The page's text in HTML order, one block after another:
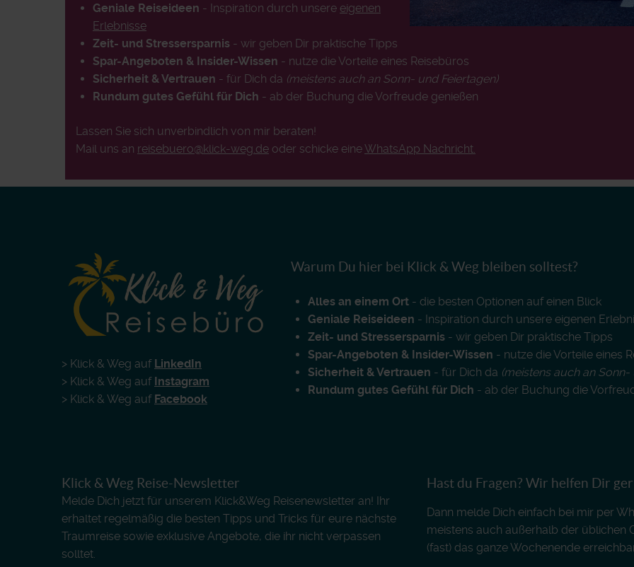
Geniale Reiseideen - Inspiration durch unsere eigenen
Erlebnisse
Zeit- und Stressersparnis - wir geben Dir praktische Tipps
Spar-Angeboten & Insider-Wissen - nutze die Vorteile eines Reisebüros
Sicherheit & Vertrauen - für Dich da (meistens auch an Sonn- und Feiertagen)
Rundum gutes Gefühl für Dich - ab der Buchung die Vorfreude genießen
Lassen Sie sich unverbindlich von mir beraten!
Mail uns an reisebuero@klick-weg.de oder schicke eineWhatsApp Nachricht.
> Klick & Weg auf LinkedIn
> Klick & Weg auf Instagram
> Klick & Weg auf Facebook
Warum Du hier bei Klick & Weg bleiben solltest?
Alles an einem Ort - die besten Optionen auf einen Blick
Geniale Reiseideen - Inspiration durch unsere eigenen
Zeit- und Stressersparnis - wir geben Dir praktische Tipps
Spar-Angeboten & Insider-Wissen - nutze die Vorteile eines
Sicherheit & Vertrauen - für Dich da (meistens auch an Sonn-
Rundum gutes Gefühl für Dich - ab der Buchung die
Klick & Weg Reise-Newsletter
Melde Dich jetzt für unserem Klick&Weg Reisenewsletter an! Ihr
erhaltet regelmäßig die besten Tipps und Tricks für eure nächste
Traumreise sowie exklusive Angebote, die ihr nicht verpassen
solltet.
Hast du Fragen? Wir helfen Dir
Dann melde Dich einfach bei mir per
meistens auch außerhalb der üblichen
(fast) das ganze Wochenende